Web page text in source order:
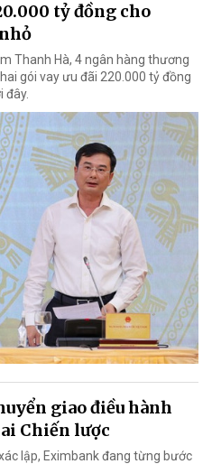
tỷ đồng cho
Thanh Hà, 4 ngân hàng thương
gói vay ưu đãi 220.000 tỷ đồng
đây.
giao điều hành
Chiến lược
lập, Eximbank đang từng bước